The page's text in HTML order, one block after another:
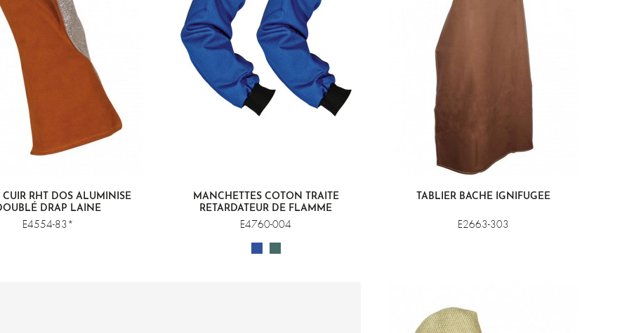
CUIR RHT DOS ALUMINISÉ
DRAP LAINE
E4554-83*
MANCHETTES COTON TRAITÉ
RETARDATEUR DE FLAMME
E4760-004
TABLIER BÂCHE IGNIFUGÉE
E2663-303